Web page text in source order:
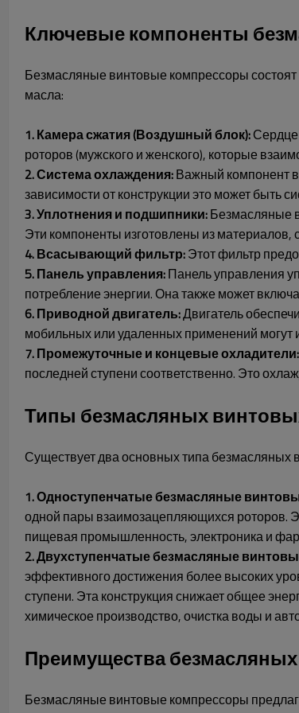
Ключевые компоненты
Безмасляные винтовые компрессоры
масла:
1. Камера сжатия (Воздушный блок):Сердце
роторов (мужского и женского), которые
2. Система охлаждения:Важный компонент
зависимости от конструкции это может быть
3. Уплотнения и подшипники:Безмасляные
Эти компоненты изготовлены из
4. Всасывающий фильтр:Этот фильтр
5. Панель управления:Панель управления
потребление энергии. Она также может
6. Приводной двигатель:Двигатель
мобильных или удаленных применений могут
7. Промежуточные и концевые охладители:
последней ступени соответственно. Это
Типы безмасляных
Существует два основных типа безмасляных
1. Одноступенчатые безмасляные
одной пары взаимозацепляющихся роторов.
пищевая промышленность, электроника и
2. Двухступенчатые безмасляные
эффективного достижения более высоких
ступени. Эта конструкция снижает общее
химическое производство, очистка воды и
Преимущества
Безмасляные винтовые компрессоры